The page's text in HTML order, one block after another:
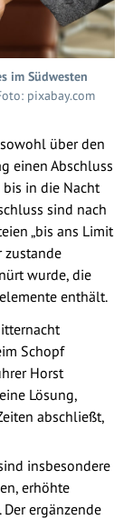
im Südwesten
pixabay.com
über den
einen Abschluss
in die Nacht
sind nach
„bis ans Limit
zustande
wurde, die
enthält.
Schopf
Horst
Lösung,
abschließt,
insbesondere
erhöhte
ergänzende